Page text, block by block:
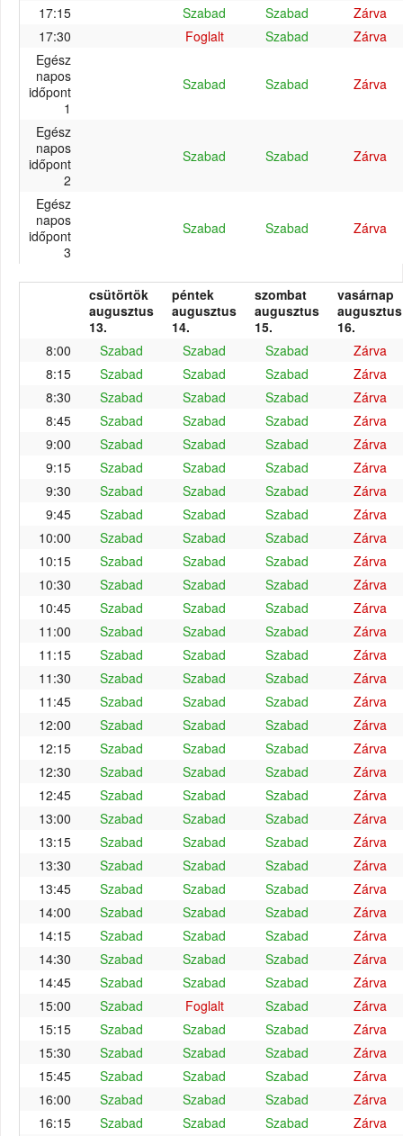
17:15
Szabad Szabad
Zárva
17:30
Foglalt Szabad
Zárva
Egész
napos
időpont
1
Szabad Szabad Zárva
Egész
napos
időpont
2
Szabad Szabad Zárva
Egész
napos
időpont
3
Szabad Szabad Zárva
csütörtök
augusztus
13.
péntek
augusztus
14.
szombat
augusztus
15.
vasárnap
augusztus
16.
8:00
Szabad Szabad Szabad
Zárva
8:15
Szabad Szabad Szabad
Zárva
8:30
Szabad Szabad Szabad
Zárva
8:45
Szabad Szabad Szabad
Zárva
9:00
Szabad Szabad Szabad
Zárva
9:15
Szabad Szabad Szabad
Zárva
9:30
Szabad Szabad Szabad
Zárva
9:45
Szabad Szabad Szabad
Zárva
10:00
Szabad Szabad Szabad
Zárva
10:15
Szabad Szabad Szabad
Zárva
10:30
Szabad Szabad Szabad
Zárva
10:45
Szabad Szabad Szabad
Zárva
11:00
Szabad Szabad Szabad
Zárva
11:15
Szabad Szabad Szabad
Zárva
11:30
Szabad Szabad Szabad
Zárva
11:45
Szabad Szabad Szabad
Zárva
12:00
Szabad Szabad Szabad
Zárva
12:15
Szabad Szabad Szabad
Zárva
12:30
Szabad Szabad Szabad
Zárva
12:45
Szabad Szabad Szabad
Zárva
13:00
Szabad Szabad Szabad
Zárva
13:15
Szabad Szabad Szabad
Zárva
13:30
Szabad Szabad Szabad
Zárva
13:45
Szabad Szabad Szabad
Zárva
14:00
Szabad Szabad Szabad
Zárva
14:15
Szabad Szabad Szabad
Zárva
14:30
Szabad Szabad Szabad
Zárva
14:45
Szabad Szabad Szabad
Zárva
15:00
Szabad Foglalt Szabad
Zárva
15:15
Szabad Szabad Szabad
Zárva
15:30
Szabad Szabad Szabad
Zárva
15:45
Szabad Szabad Szabad
Zárva
16:00
Szabad Szabad Szabad
Zárva
16:15
Szabad Szabad Szabad Zárva